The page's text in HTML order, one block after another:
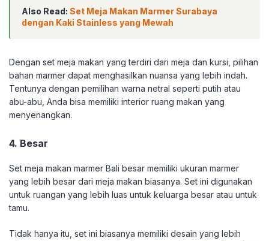
Also Read: Set Meja Makan Marmer Surabaya
dengan Kaki Stainless yang Mewah
Dengan set meja makan yang terdiri dari meja dan kursi, pilihan
bahan marmer dapat menghasilkan nuansa yang lebih indah.
Tentunya dengan pemilihan warna netral seperti putih atau
abu-abu, Anda bisa memiliki interior ruang makan yang
menyenangkan.
4. Besar
Set meja makan marmer Bali besar memiliki ukuran marmer
yang lebih besar dari meja makan biasanya. Set ini digunakan
untuk ruangan yang lebih luas untuk keluarga besar atau untuk
tamu.
Tidak hanya itu, set ini biasanya memiliki desain yang lebih